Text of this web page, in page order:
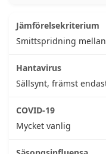
Smittspridning
Sällsynt, främst
Mycket vanlig